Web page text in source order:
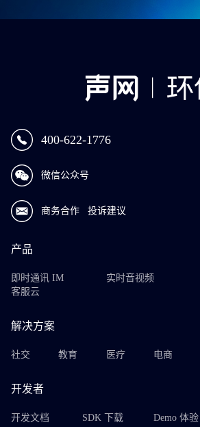
400-622-1776
微信公众号
商务合作 投诉建议
产品
即时通讯 IM 实时音视频
客服云
解决方案
社交 教育 医疗 电商
开发者
开发文档 SDK 下载 Demo 体验